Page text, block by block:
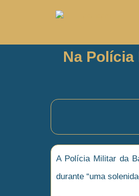
Na
A Polícia Militar da
durante “uma